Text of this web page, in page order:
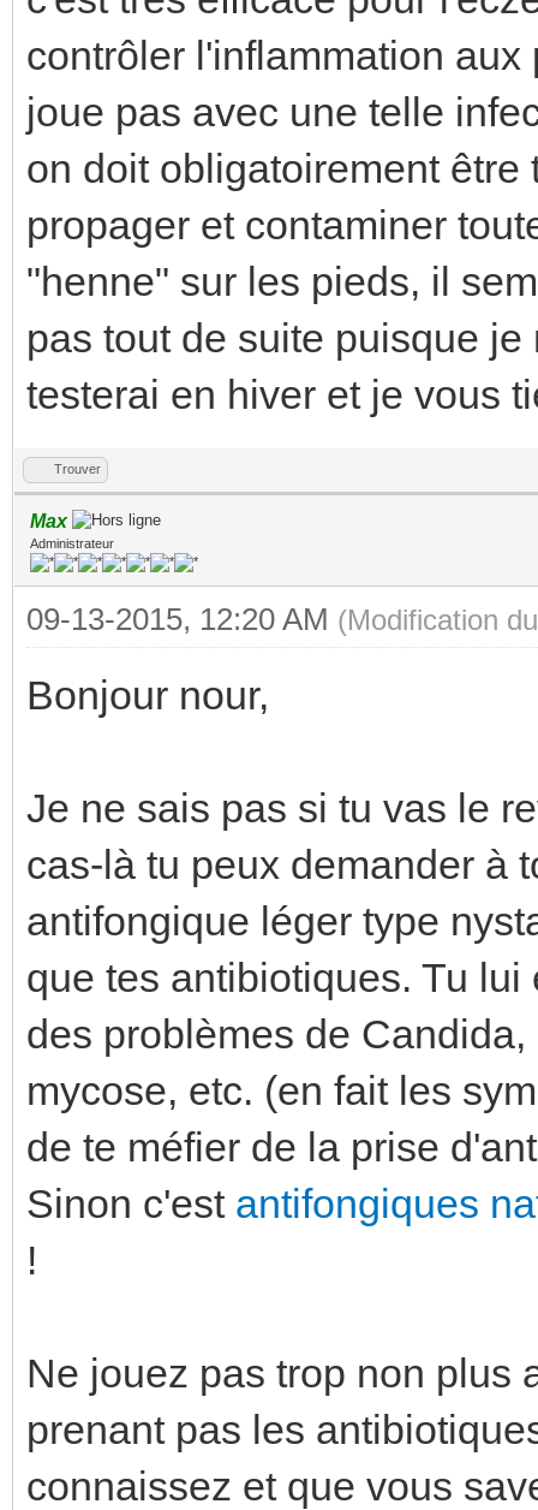
contrôler l'inflammation
joue pas avec une telle
on doit obligatoirement
propager et contaminer
"henne" sur les pieds, il
pas tout de suite puisque
testerai en hiver et je vous
Trouver
Max
Administrateur
09-13-2015, 12:20 AM (Modification
Bonjour nour,
Je ne sais pas si tu vas le
cas-là tu peux demander à
antifongique léger type
que tes antibiotiques. Tu
des problèmes de
mycose, etc. (en fait les
de te méfier de la prise
Sinon c'est antifongiques
!
Ne jouez pas trop non plus
prenant pas les
connaissez et que vous